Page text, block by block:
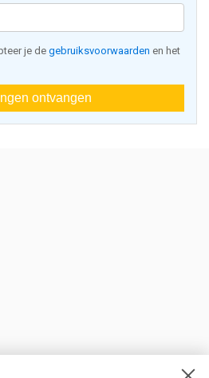
je de gebruiksvoorwaarden en het
ontvangen